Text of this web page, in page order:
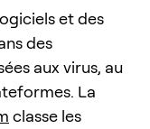
et des
des
aux virus, au
La
classe les